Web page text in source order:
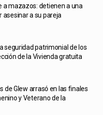
a mazazos: detienen a una
a su pareja
seguridad patrimonial de los
de la Vivienda gratuita
de Glew arrasó en las finales
y Veterano de la